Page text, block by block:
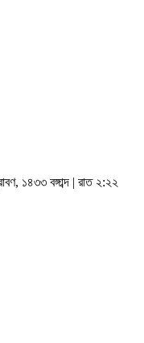
১৪৩৩ বঙ্গাব্দ | রাত ২:২২